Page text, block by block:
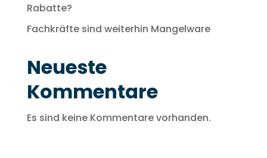
Rabatte?
Fachkräfte sind weiterhin Mangelware
Neueste
Kommentare
Es sind keine Kommentare vorhanden.